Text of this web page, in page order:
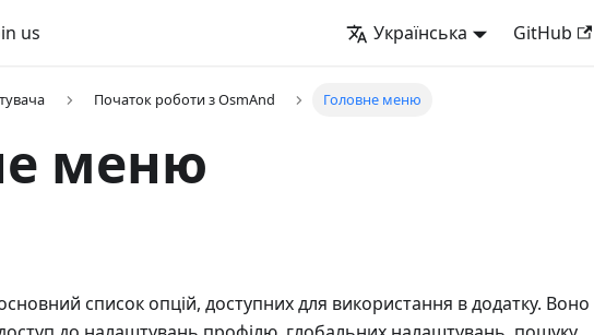
us Українська GitHub
Початок роботи з OsmAnd Головне меню
меню
список опцій, доступних для використання в додатку. Воно